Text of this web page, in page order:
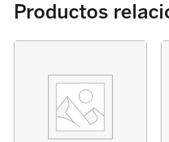
Productos